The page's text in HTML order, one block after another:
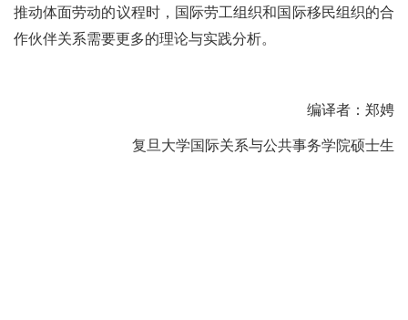
推动体面劳动的议程时，国际劳工组织和国际移民组织的合
作伙伴关系需要更多的理论与实践分析。
编译者：郑娉
复旦大学国际关系与公共事务学院硕士生